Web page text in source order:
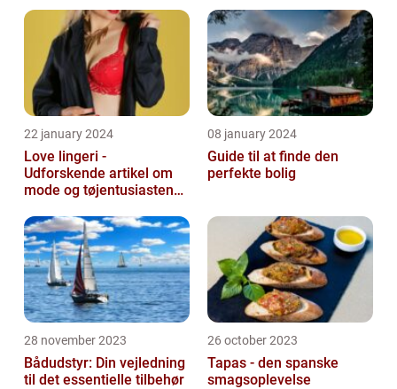
22 january 2024
Love lingeri -
Udforskende artikel om
mode og tøjentusiastens
08 january 2024
Guide til at finde den
perfekte bolig
28 november 2023
Bådudstyr: Din vejledning
til det essentielle tilbehør
26 october 2023
Tapas - den spanske
smagsoplevelse